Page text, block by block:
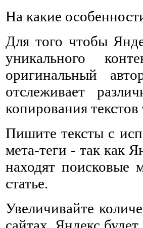
На какие
Для того чтобы
уникального
оригинальный
отслеживает
копирования
Пишите тексты с
мета-теги - так как
находят поисковые
статье.
Увеличивайте